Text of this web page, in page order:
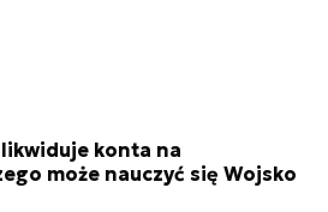
konta na
może nauczyć się Wojsko